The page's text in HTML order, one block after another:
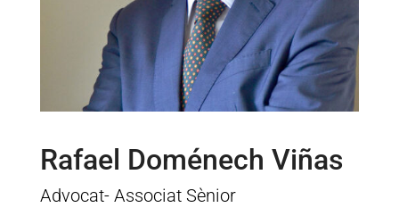
Rafael Doménech Viñas
Advocat- Associat Sènior